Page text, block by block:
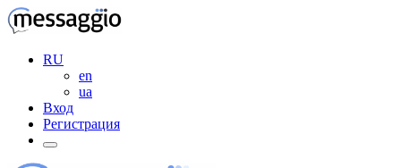
RU
en
ua
Вход
Регистрация